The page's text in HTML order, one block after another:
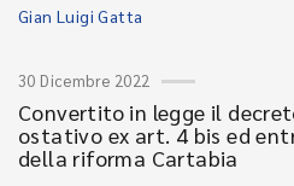
Gian Luigi Gatta
30 Dicembre 2022
Convertito in legge il
ostativo ex art. 4 bis ed
della riforma Cartabia